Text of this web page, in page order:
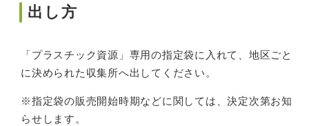
出し方
「プラスチック資源」専用の指定袋に入れて、地区ごと
に決められた収集所へ出してください。
※指定袋の販売開始時期などに関しては、決定次第お知
らせします。